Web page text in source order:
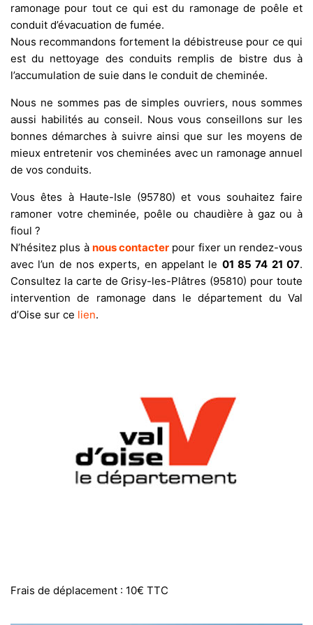
ramonage pour tout ce qui est du ramonage de poêle et
conduit d’évacuation de fumée.
Nous recommandons fortement la débistreuse pour ce qui
est du nettoyage des conduits remplis de bistre dus à
l’accumulation de suie dans le conduit de cheminée.
Nous ne sommes pas de simples ouvriers, nous sommes
aussi habilités au conseil. Nous vous conseillons sur les
bonnes démarches à suivre ainsi que sur les moyens de
mieux entretenir vos cheminées avec un ramonage annuel
de vos conduits.
Vous êtes à Haute-Isle (95780) et vous souhaitez faire
ramoner votre cheminée, poêle ou chaudière à gaz ou à
fioul ?
N’hésitez plus à nous contacter pour fixer un rendez-vous
avec l’un de nos experts, en appelant le 01 85 74 21 07.
Consultez la carte de Grisy-les-Plâtres (95810) pour toute
intervention de ramonage dans le département du Val
d’Oise sur ce lien.
Frais de déplacement : 10€ TTC